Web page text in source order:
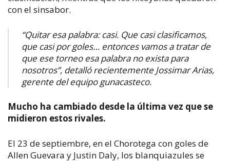
con el sinsabor.
“Quitar esa palabra: casi. Que casi clasificamos,
que casi por goles… entonces vamos a tratar de
que ese torneo esa palabra no exista para
nosotros”, detalló recientemente Jossimar Arias,
gerente del equipo gunacasteco.
Mucho ha cambiado desde la última vez que se
midieron estos rivales.
El 23 de septiembre, en el Chorotega con goles de
Allen Guevara y Justin Daly, los blanquiazules se